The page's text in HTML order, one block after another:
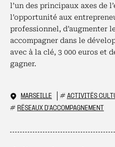
l’un des principaux axes de
l’opportunité aux
professionnel, d’augmenter
accompagner dans le
avec à la clé, 3 000 euros et
gagner.
MARSEILLE # ACTIVITÉS
# RÉSEAUX D'ACCOMPAGNEMENT